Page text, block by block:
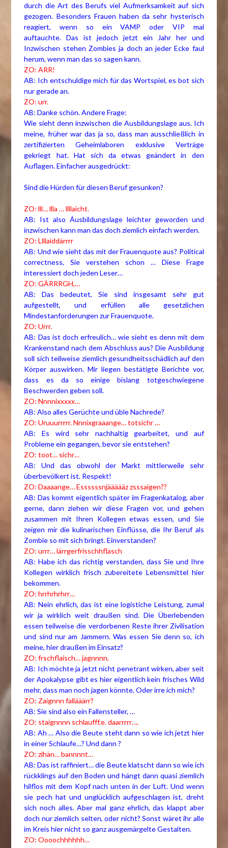
durch die Art des Berufs viel Aufmerksamkeit auf sich
gezogen. Besonders Frauen haben da sehr hysterisch
reagiert, wenn so ein VAMP oder VIP mal
auftauchte. Das ist jedoch jetzt ein Jahr her und
Inzwischen stehen Zombies ja doch an jeder Ecke faul
herum, wenn man das so sagen kann.
ZO: ARR!
AB: Ich entschuldige mich für das Wortspiel, es bot sich
nur gerade an.
ZO: urr.
AB: Danke schön. Andere Frage:
Wie sieht denn inzwischen die Ausbildungslage aus. Ich
meine, früher war das ja so, dass man ausschließlich in
zertifizierten Geheimlaboren exklusive Verträge
gekriegt hat. Hat sich da etwas geändert in den
Auflagen. Einfacher ausgedrückt:
Sind die Hürden für diesen Beruf gesunken?
ZO: lll… llla … llllaicht.
AB: Ist also Áusbildungslage leichter geworden und
inzwischen kann man das doch ziemlich einfach werden.
ZO: Llllaiddärrrr
AB: Und wie sieht das mit der Frauenquote aus? Political
correctness, Sie verstehen schon … Diese Frage
interessiert doch jeden Leser…
ZO: GÄRRRGH,…
AB: Das bedeutet, Sie sind insgesamt sehr gut
aufgestellt, und erfüllen alle gesetzlichen
Mindestanforderungen zur Frauenquote.
ZO: Urrr.
AB: Das ist doch erfreulich… wie sieht es denn mit dem
Krankenstand nach dem Abschluss aus? Die Ausbildung
soll sich teilweise ziemlich gesundheitsschädlich auf den
Körper auswirken. Mir liegen bestätigte Berichte vor,
dass es da so einige bislang totgeschwiegene
Beschwerden geben soll.
ZO: Nnnnixxxxx…
AB: Also alles Gerüchte und üble Nachrede?
ZO: Uruuurrrrr. Nnnixgraaange… totsichr …
AB: Es wird sehr nachhaltig gearbeitet, und auf
Probleme ein gegangen, bevor sie entstehen?
ZO: toot… sichr…
AB: Und das obwohl der Markt mittlerweile sehr
überbevölkert ist. Respekt!
ZO: Daaaange… Essssssnjäääääz zsssaigen??
AB: Das kommt eigentlich später im Fragenkatalog, aber
gerne, dann ziehen wir diese Fragen vor, und gehen
zusammen mit Ihren Kollegen etwas essen, und Sie
zeigen mir die kulinarischen Einflüsse, die Ihr Beruf als
Zombie so mit sich bringt. Einverstanden?
ZO: urrr… lärrgerfrisschhflasch
AB: Habe ich das richtig verstanden, dass Sie und Ihre
Kollegen wirklich frisch zubereitete Lebensmittel hier
bekommen.
ZO: hrrhrhrhrr…
AB: Nein ehrlich, das ist eine logistiche Leistung, zumal
wir ja wirklich weit draußen sind. Die Überlebenden
essen teilweise die verdorbenen Reste ihrer Zivilisation
und sind nur am Jammern. Was essen Sie denn so, ich
meine, hier draußen im Einsatz?
ZO: frschflaisch… jagnnnn.
AB: Ich möchte ja jetzt nicht penetrant wirken, aber seit
der Apokalypse gibt es hier eigentlich kein frisches Wild
mehr, dass man noch jagen könnte. Oder irre ich mich?
ZO: Zaignnn fallääärr?
AB: Sie sind also ein Fallensteller, …
ZO: staignnnn schlaufff.e. daarrrrr….
AB: Ah … Also die Beute steht dann so wie ich jetzt hier
in einer Schlaufe…? Und dann ?
ZO: zihän… bannnnt…
AB: Das ist raffiniert… die Beute klatscht dann so wie ich
rückklings auf den Boden und hängt dann quasi ziemlich
hilflos mit dem Kopf nach unten in der Luft. Und wenn
sie pech hat und unglücklich aufgeschlagen ist, dreht
sich noch alles. Aber mal ganz ehrlich, das klappt aber
doch nur ziemlich selten, oder nicht? Sonst wäret ihr alle
im Kreis hier nicht so ganz ausgemärgelte Gestalten.
ZO: Oooochhhhhh…